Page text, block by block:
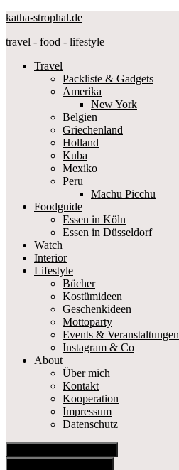
katha-strophal.de
travel - food - lifestyle
Travel
Packliste & Gadgets
Amerika
New York
Belgien
Griechenland
Holland
Kuba
Mexiko
Peru
Machu Picchu
Foodguide
Essen in Köln
Essen in Düsseldorf
Watch
Interior
Lifestyle
Bücher
Kostümideen
Geschenkideen
Mottoparty
Events & Veranstaltungen
Instagram & Co
About
Über mich
Kontakt
Kooperation
Impressum
Datenschutz